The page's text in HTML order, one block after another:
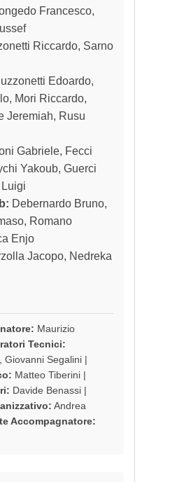
Francesco,
Riccardo, Sarno
Edoardo,
Mori Riccardo,
Jeremiah, Rusu
Gabriele, Fecci
Yakoub, Guerci
Debernardo Bruno,
Romano
Enjo
Jacopo, Nedreka
Maurizio
Tecnici:
Giovanni Segalini |
Matteo Tiberini |
Davide Benassi |
Andrea
Accompagnatore: